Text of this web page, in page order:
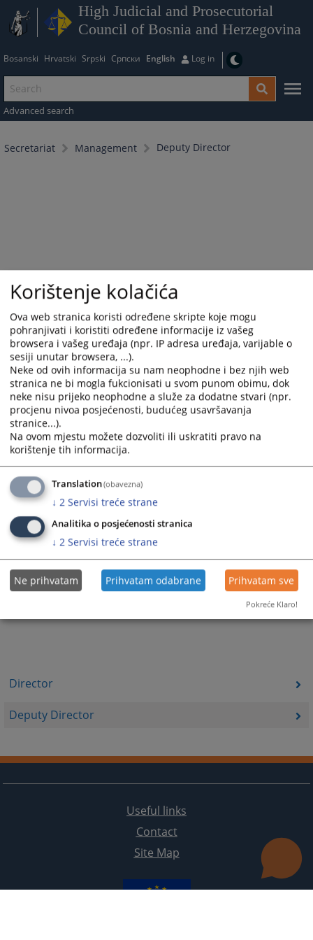
High Judicial and Prosecutorial
Council of Bosnia and Herzegovina
Bosanski Hrvatski Srpski Српски English Log in
Advanced search
Secretariat Management Deputy Director
Director
Deputy Director
Trenutno nema vijesti
Useful links
Contact
Site Map
Korištenje kolačića
Ova web stranica koristi određene skripte koje mogu
pohranjivati i koristiti određene informacije iz vašeg
browsera i vašeg uređaja (npr. IP adresa uređaja, varijable o
sesiji unutar browsera, ...).
Neke od ovih informacija su nam neophodne i bez njih web
stranica ne bi mogla fukcionisati u svom punom obimu, dok
neke nisu prijeko neophodne a služe za dodatne stvari (npr.
procjenu nivoa posjećenosti, budućeg usavršavanja
stranice...).
Na ovom mjestu možete dozvoliti ili uskratiti pravo na
korištenje tih informacija.
Translation(obavezna)
↓ 2 Servisi treće strane
Analitika o posjećenosti stranica
↓ 2 Servisi treće strane
Ne prihvatam Prihvatam odabrane Prihvatam sve
Pokreće Klaro!